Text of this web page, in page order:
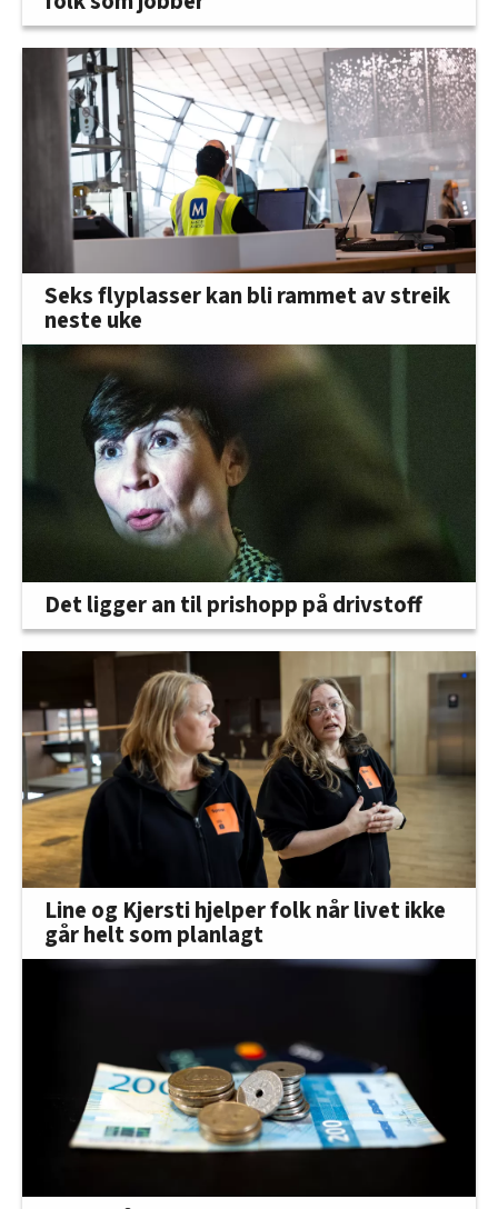
Seks flyplasser kan bli rammet av streik
neste uke
Det ligger an til prishopp på drivstoff
Line og Kjersti hjelper folk når livet ikke
går helt som planlagt